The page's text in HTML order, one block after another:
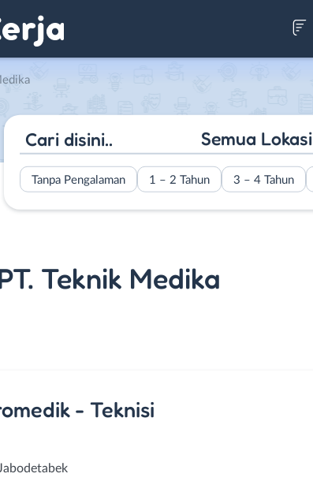
Semua Lokasi
Tanpa Pengalaman 1 – 2 Tahun 3 – 4 Tahun
Teknik Medika
- Teknisi